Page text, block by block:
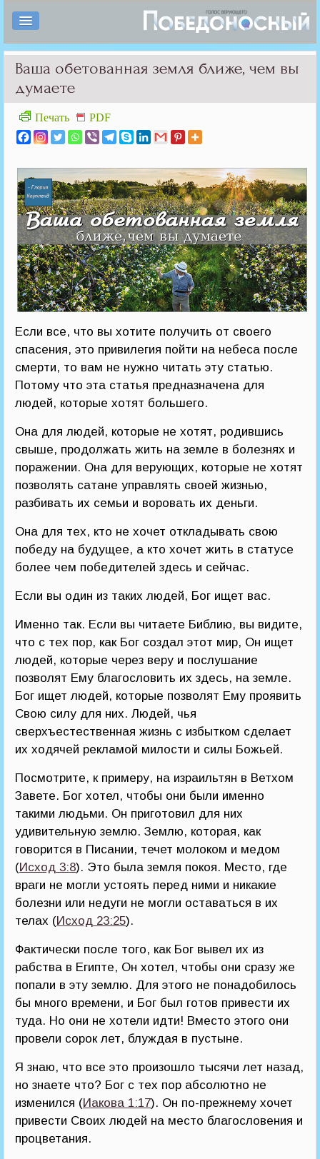
Ваша обетованная земля ближе, чем вы
думаете
Печать PDF
Если все, что вы хотите получить от своего
спасения, это привилегия пойти на небеса после
смерти, то вам не нужно читать эту статью.
Потому что эта статья предназначена для
людей, которые хотят большего.
Она для людей, которые не хотят, родившись
свыше, продолжать жить на земле в болезнях и
поражении. Она для верующих, которые не хотят
позволять сатане управлять своей жизнью,
разбивать их семьи и воровать их деньги.
Она для тех, кто не хочет откладывать свою
победу на будущее, а кто хочет жить в статусе
более чем победителей здесь и сейчас.
Если вы один из таких людей, Бог ищет вас.
Именно так. Если вы читаете Библию, вы видите,
что с тех пор, как Бог создал этот мир, Он ищет
людей, которые через веру и послушание
позволят Ему благословить их здесь, на земле.
Бог ищет людей, которые позволят Ему проявить
Свою силу для них. Людей, чья
сверхъестественная жизнь с избытком сделает
их ходячей рекламой милости и силы Божьей.
Посмотрите, к примеру, на израильтян в Ветхом
Завете. Бог хотел, чтобы они были именно
такими людьми. Он приготовил для них
удивительную землю. Землю, которая, как
говорится в Писании, течет молоком и медом
(Исход 3:8). Это была земля покоя. Место, где
враги не могли устоять перед ними и никакие
болезни или недуги не могли оставаться в их
телах (Исход 23:25).
Фактически после того, как Бог вывел их из
рабства в Египте, Он хотел, чтобы они сразу же
попали в эту землю. Для этого не понадобилось
бы много времени, и Бог был готов привести их
туда. Но они не хотели идти! Вместо этого они
провели сорок лет, блуждая в пустыне.
Я знаю, что все это произошло тысячи лет назад,
но знаете что? Бог с тех пор абсолютно не
изменился (Иакова 1:17). Он по-прежнему хочет
привести Своих людей на место благословения и
процветания.